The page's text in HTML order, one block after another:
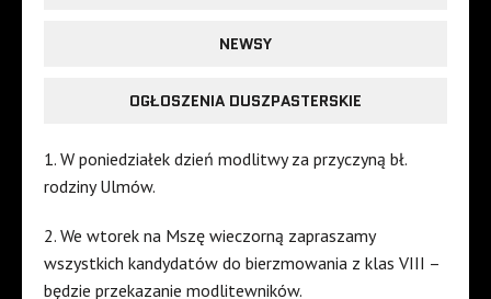
NEWSY
OGŁOSZENIA DUSZPASTERSKIE
1. W poniedziałek dzień modlitwy za przyczyną bł.
rodziny Ulmów.
2. We wtorek na Mszę wieczorną zapraszamy
wszystkich kandydatów do bierzmowania z klas VIII –
będzie przekazanie modlitewników.